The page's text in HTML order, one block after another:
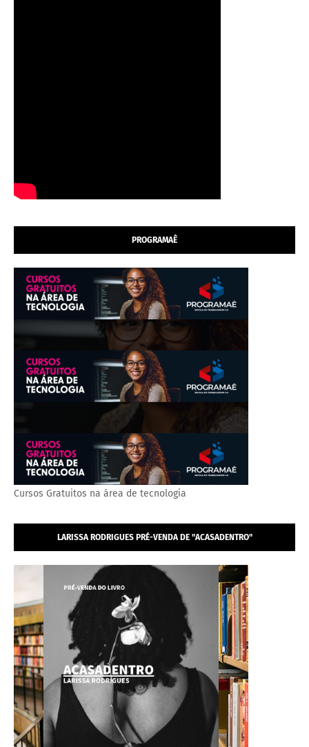
PROGRAMAÊ
Cursos Gratuitos na área de tecnologia
LARISSA RODRIGUES PRÉ-VENDA DE "ACASADENTRO"